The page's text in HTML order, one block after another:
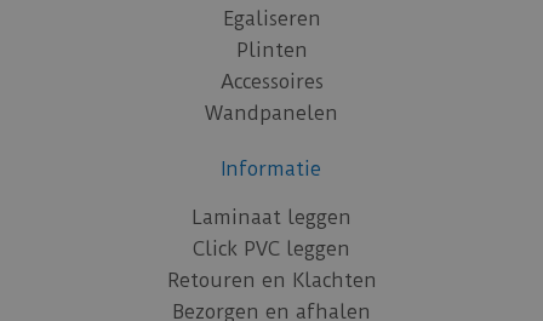
Egaliseren
Plinten
Accessoires
Wandpanelen
Informatie
Laminaat leggen
Click PVC leggen
Retouren en Klachten
Bezorgen en afhalen